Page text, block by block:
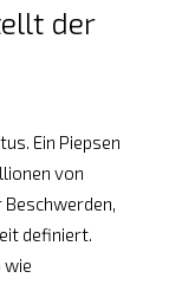
der
Ein Piepsen
von
definiert.
wie